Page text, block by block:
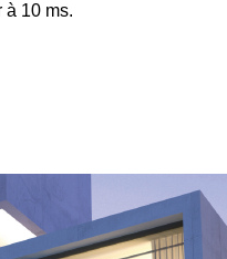
à 10 ms.